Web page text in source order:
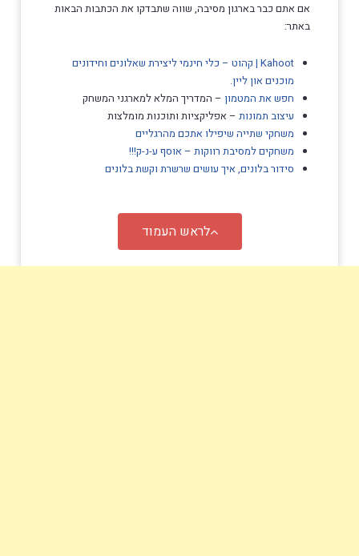
אם אתם כבר בארגון מסיבה, שווה שתבדקו את הכתבות הבאות
באתר:
Kahoot | קהוט – כלי חינמי ליצירת שאלונים וחידונים
מוכנים און ליין.
חפש את המטמון – המדריך המלא למארגני המשחק
עיצוב תמונות – אפליקציות ותוכנות מומלצות
משחקי שתייה שיפילו אתכם מהרגליים
משחקים למסיבת רווקות – אוסף ע-נ-ק!!!
סידור בלונים, איך עושים שרשרת וקשת בלונים
לראש העמוד